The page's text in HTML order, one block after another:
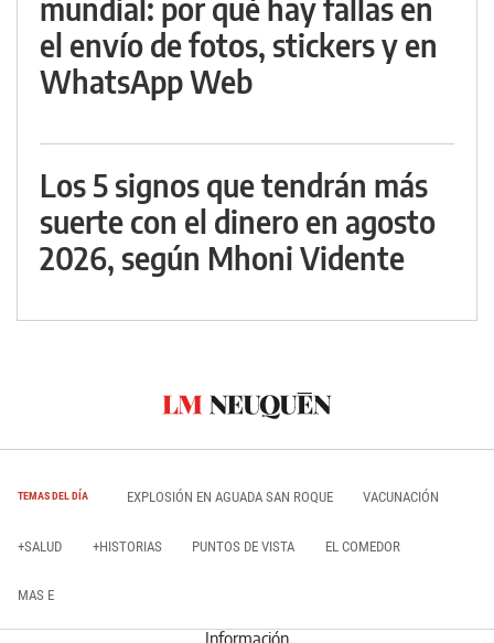
mundial: por qué hay fallas en
el envío de fotos, stickers y en
WhatsApp Web
Los 5 signos que tendrán más
suerte con el dinero en agosto
2026, según Mhoni Vidente
TEMAS DEL DÍA EXPLOSIÓN EN AGUADA SAN ROQUE VACUNACIÓN
+SALUD +HISTORIAS PUNTOS DE VISTA EL COMEDOR
MAS E
Información